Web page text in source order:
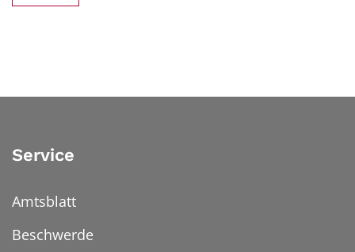
Service
Amtsblatt
Beschwerde